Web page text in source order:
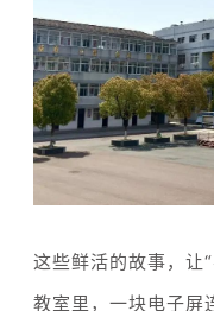
这些鲜活的故事，让
教室里，一块电子屏